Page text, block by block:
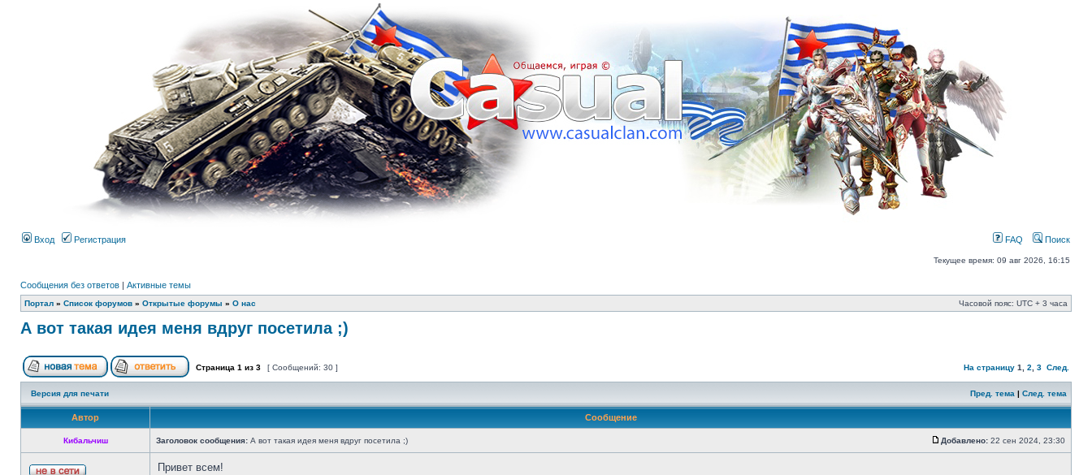
Вход Регистрация FAQ Поиск
Текущее время: 09 авг 2026, 16:15
Сообщения без ответов | Активные темы
Портал » Список форумов » Открытые форумы » О нас Часовой пояс: UTC + 3 часа
А вот такая идея меня вдруг посетила ;)
Страница 1 из 3 [ Сообщений: 30 ] На страницу 1 2 3 След.
Версия для печати Пред. тема | След. тема
Автор Сообщение
Кибальчиш Заголовок сообщения: А вот такая идея меня вдруг посетила ;) Добавлено: 22 сен 2024, 23:30
Привет всем!